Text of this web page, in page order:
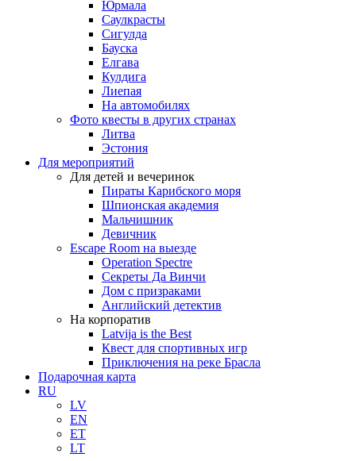
Юрмала
Саулкрасты
Сигулда
Бауска
Елгава
Кулдига
Лиепая
На автомобилях
Фото квесты в других странах
Литва
Эстония
Для мероприятий
Для детей и вечеринок
Пираты Карибского моря
Шпионская академия
Мальчишник
Девичник
Escape Room на выезде
Operation Spectre
Секреты Да Винчи
Дом с призраками
Английский детектив
На корпоратив
Latvija is the Best
Квест для спортивных игр
Приключения на реке Брасла
Подарочная карта
RU
LV
EN
ET
LT